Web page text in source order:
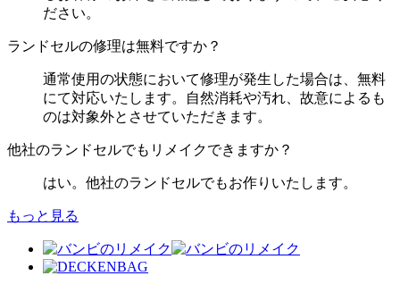
ださい。
ランドセルの修理は無料ですか？
通常使用の状態において修理が発生した場合は、無料
にて対応いたします。自然消耗や汚れ、故意によるも
のは対象外とさせていただきます。
他社のランドセルでもリメイクできますか？
はい。他社のランドセルでもお作りいたします。
もっと見る